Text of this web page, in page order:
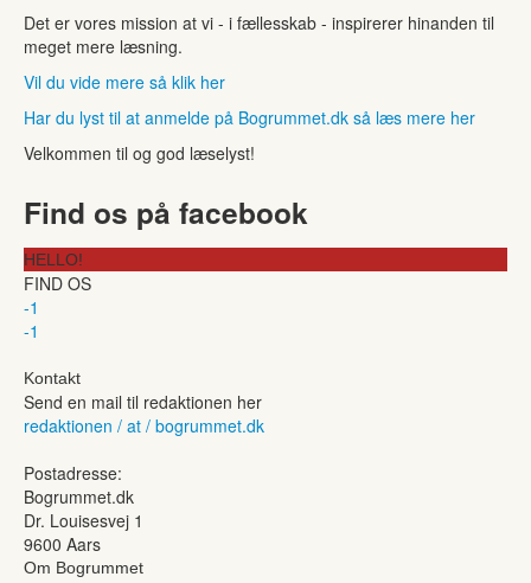
Det er vores mission at vi - i fællesskab - inspirerer hinanden til
meget mere læsning.
Vil du vide mere så klik her
Har du lyst til at anmelde på Bogrummet.dk så læs mere her
Velkommen til og god læselyst!
Find os på facebook
HELLO!
FIND OS
-1
-1
Kontakt
Send en mail til redaktionen her
redaktionen / at / bogrummet.dk
Postadresse:
Bogrummet.dk
Dr. Louisesvej 1
9600 Aars
Om Bogrummet